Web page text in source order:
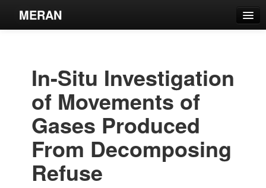
MERAN
Estantes Virtuales
Contacto
Iniciar sesión
In-Situ Investigation
of Movements of
Gases Produced
From Decomposing
Refuse